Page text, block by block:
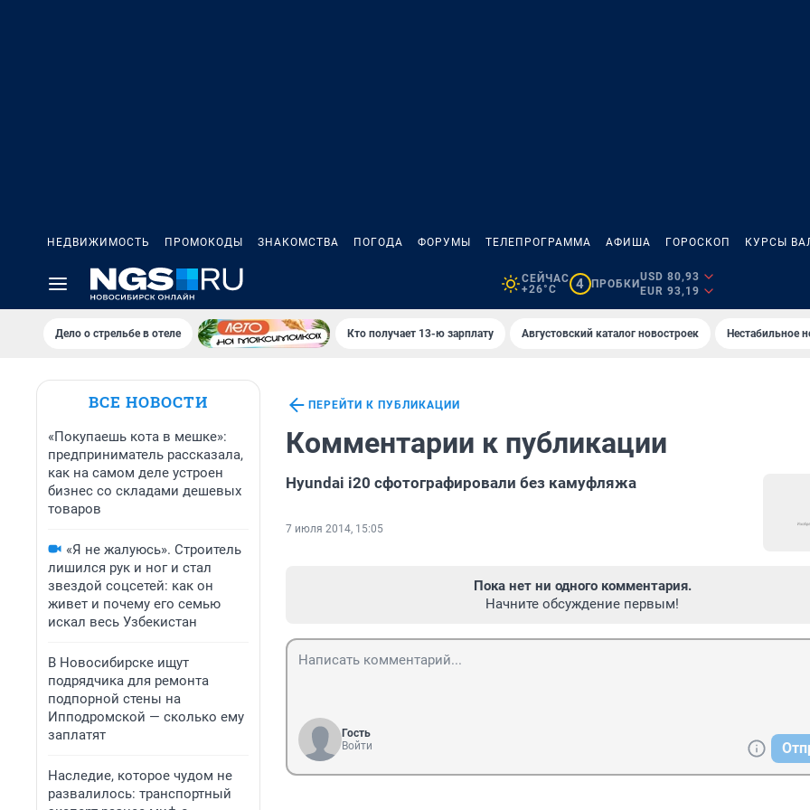
НЕДВИЖИМОСТЬ ПРОМОКОДЫ ЗНАКОМСТВА ПОГОДА ФОРУМЫ ТЕЛЕПРОГРАММА АФИША ГОРОСКОП КУРСЫ
СЕЙЧАС
+26°C
4 ПРОБКИ
USD 80,93
EUR 93,19
Дело о стрельбе в отеле Кто получает 13-ю зарплату Августовский каталог новостроек Нестабильное
ВСЕ НОВОСТИ
«Покупаешь кота в мешке»:
предприниматель рассказала,
как на самом деле устроен
бизнес со складами дешевых
товаров
«Я не жалуюсь». Строитель
лишился рук и ног и стал
звездой соцсетей: как он
живет и почему его семью
искал весь Узбекистан
В Новосибирске ищут
подрядчика для ремонта
подпорной стены на
Ипподромской — сколько ему
заплатят
Наследие, которое чудом не
развалилось: транспортный
ПЕРЕЙТИ К ПУБЛИКАЦИИ
Комментарии к публикации
Hyundai i20 сфотографировали без камуфляжа
7 июля 2014, 15:05
Пока нет ни одного комментария.
Начните обсуждение первым!
Гость
Войти